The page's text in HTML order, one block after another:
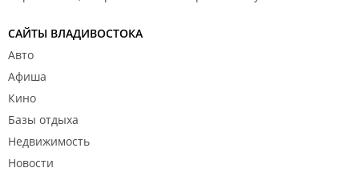
САЙТЫ ВЛАДИВОСТОКА
Авто
Афиша
Кино
Базы отдыха
Недвижимость
Новости